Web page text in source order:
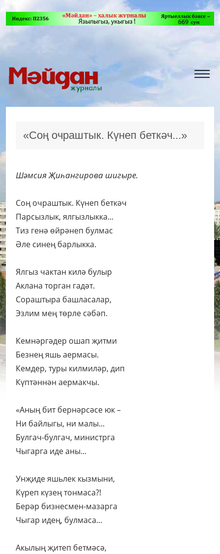
«Соң очраштык. Күнеп беткәч...»
Шәмсия Җиһангирова шигыре.
Соң очраштык. Күнеп беткәч
Парсызлык, ялгызлыкка...
Тиз генә өйрәнеп булмас
Әле синең барлыкка.
Ялгыз чактан килә булыр
Аклана торган гадәт.
Сораштыра башласалар,
Эзлим мең төрле сәбәп.
Кемнәргәдер ошап җитми
Безнең яшь аермасы.
Кемдер, туры килмиләр, дип
Күптәннән аермакчы.
«Аның бит бернәрсәсе юк –
Ни байлыгы, ни малы...
Булгач-булгач, министрга
Чыгарга иде аны...
Унҗиде яшьлек кызмыни,
Күреп күзең тонмаса?!
Берәр бизнесмен-мазарга
Чыгар идең, булмаса...
Акылың җитеп бетмәсә,